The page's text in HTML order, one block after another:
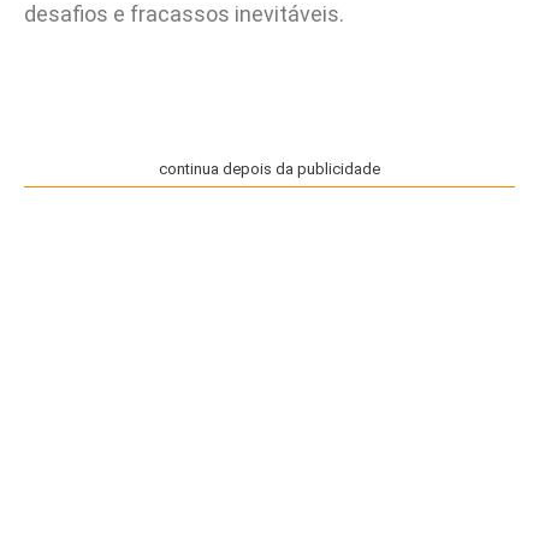
desafios e fracassos inevitáveis.
continua depois da publicidade